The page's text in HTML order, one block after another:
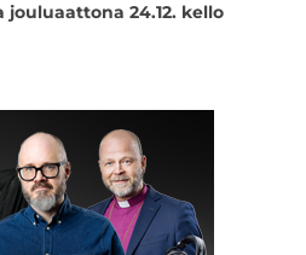
jouluaattona 24.12. kello